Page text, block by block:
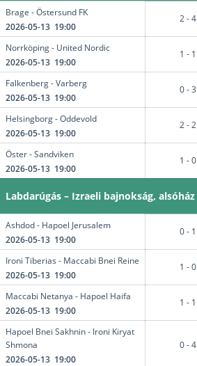
Brage - Östersund FK
2026-05-13 19:00
2 - 4
Norrköping - United Nordic
2026-05-13 19:00
1 - 1
Falkenberg - Varberg
2026-05-13 19:00
0 - 3
Helsingborg - Oddevold
2026-05-13 19:00
2 - 2
Öster - Sandviken
2026-05-13 19:00
1 - 0
Labdarúgás – Izraeli bajnokság, alsóház
Ashdod - Hapoel Jerusalem
2026-05-13 19:00
0 - 1
Ironi Tiberias - Maccabi Bnei Reine
2026-05-13 19:00
1 - 0
Maccabi Netanya - Hapoel Haifa
2026-05-13 19:00
1 - 1
Hapoel Bnei Sakhnin - Ironi Kiryat
Shmona
2026-05-13 19:00
0 - 4